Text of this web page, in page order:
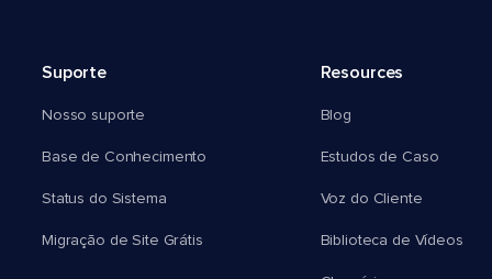
Suporte
Nosso suporte
Base de Conhecimento
Status do Sistema
Migração de Site Grátis
Resources
Blog
Estudos de Caso
Voz do Cliente
Biblioteca de Vídeos